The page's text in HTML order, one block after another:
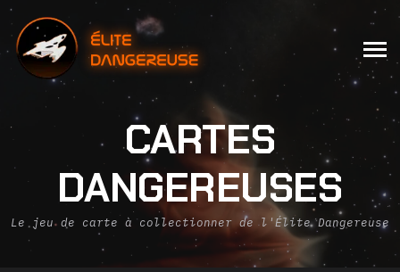
CARTES
DANGEREUSES
Le jeu de carte à collectionner de l'Élite Dangereuse